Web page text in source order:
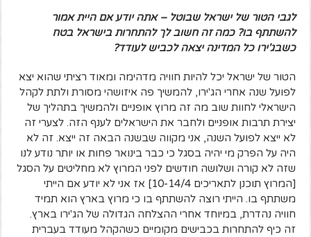
לגבי הטור של ישראל שבוטל – אתה יודע אם היית אמור
להשתתף בו? כמה זה חשוב לך להתחרות בישראל בטח
כשבג'ירו כל המדינה יצאה לכביש לעודד?
הטור של ישראל יכל להיות חוויה מדהימה ומאוד רציתי שהוא יצא
לפועל שנה אחרי הג'ירו, להמשיך פה איזושהי מסורת ולתת לקהל
הישראלי לחוות שוב מה זה מרוץ אופניים ולהמשיך בתהליך של
יצירת תרבות אופניים ולחבר את הישראלים לענף הזה. לצערי זה
לא ייצא לפועל השנה, אני מקווה שבשנה הבאה זה ייצא. זה לא
היה על הפרק מי יהיה בסגל כי כבר בינואר פחות או יותר נודע לנו
שזה לא קורה ושלושה חודשים לפני המרוץ לא מחליטים על הסגל
[המרוץ תוכנן לתאריכים 10-14/4] אז אני לא יודע אם הייתי
משתתף בו. הייתי רוצה להשתתף בו כי מרוץ בארץ הוא תמיד
חוויה נהדרת, במיוחד אחרי ההצלחה הגדולה של הג'ירו בארץ.
זה כיף להתחרות בכבישים מקומיים כשהקהל מעודד בעברית